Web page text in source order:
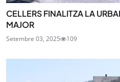
CELLERS FINALITZA LA
MAJOR
Setembre 03, 2025 109